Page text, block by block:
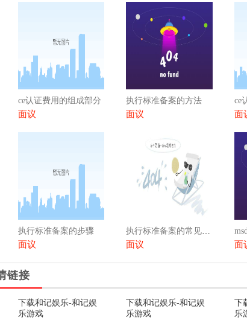
ce认证费用的组成部分
面议
执行标准备案的方法
面议
ce
面
执行标准备案的步骤
面议
执行标准备案的常见问题
面议 面
链接
下载和记娱乐-和记娱
乐游戏
下载和记娱乐-和记娱
乐游戏
下
乐